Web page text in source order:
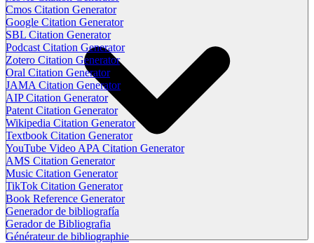
Cmos Citation Generator
Google Citation Generator
SBL Citation Generator
Podcast Citation Generator
Zotero Citation Generator
Oral Citation Generator
JAMA Citation Generator
AIP Citation Generator
Patent Citation Generator
Wikipedia Citation Generator
Textbook Citation Generator
YouTube Video APA Citation Generator
AMS Citation Generator
Music Citation Generator
TikTok Citation Generator
Book Reference Generator
Generador de bibliografía
Gerador de Bibliografia
Générateur de bibliographie